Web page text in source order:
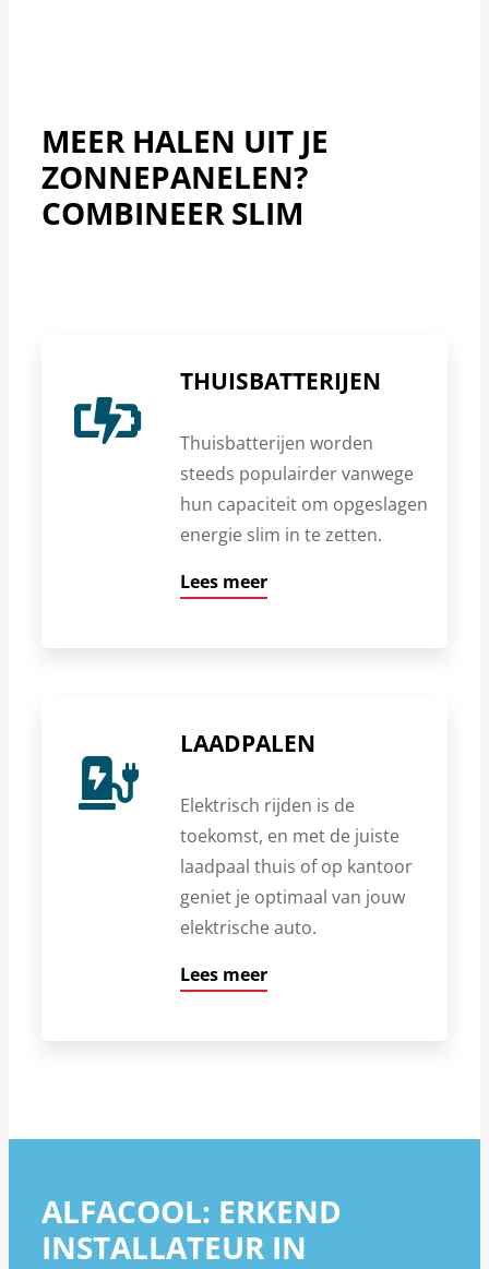
MEER HALEN UIT JE
ZONNEPANELEN?
COMBINEER SLIM
THUISBATTERIJEN
Thuisbatterijen worden
steeds populairder vanwege
hun capaciteit om opgeslagen
energie slim in te zetten.
Lees meer
LAADPALEN
Elektrisch rijden is de
toekomst, en met de juiste
laadpaal thuis of op kantoor
geniet je optimaal van jouw
elektrische auto.
Lees meer
ALFACOOL: ERKEND
INSTALLATEUR IN